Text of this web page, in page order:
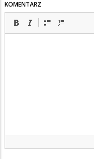
KOMENTARZ